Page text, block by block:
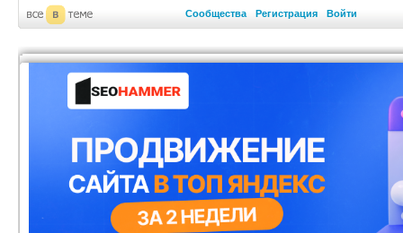
Сообщества Регистрация Войти